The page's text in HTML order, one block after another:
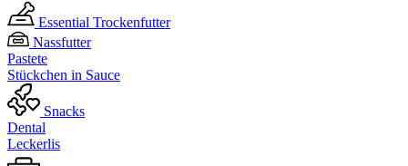
Essential Trockenfutter
Nassfutter
Pastete
Stückchen in Sauce
Snacks
Dental
Leckerlis